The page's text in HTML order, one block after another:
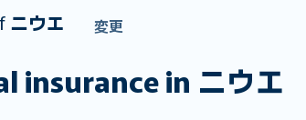
ニウエ 変更
insurance in ニウエ